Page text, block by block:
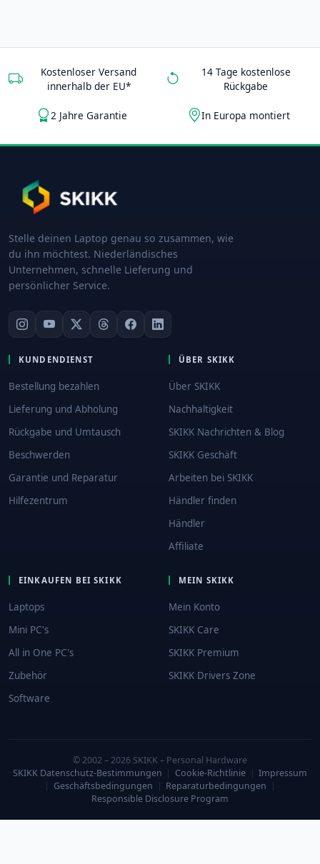
Kostenloser Versand
innerhalb der EU*
14 Tage kostenlose
Rückgabe
2 Jahre Garantie In Europa montiert
Stelle deinen Laptop genau so zusammen, wie
du ihn möchtest. Niederländisches
Unternehmen, schnelle Lieferung und
persönlicher Service.
KUNDENDIENST
Bestellung bezahlen
Lieferung und Abholung
Rückgabe und Umtausch
Beschwerden
Garantie und Reparatur
Hilfezentrum
ÜBER SKIKK
Über SKIKK
Nachhaltigkeit
SKIKK Nachrichten & Blog
SKIKK Geschäft
Arbeiten bei SKIKK
Händler finden
Händler
Affiliate
EINKAUFEN BEI SKIKK
Laptops
Mini PC's
All in One PC's
Zubehör
Software
MEIN SKIKK
Mein Konto
SKIKK Care
SKIKK Premium
SKIKK Drivers Zone
© 2002 – 2026 SKIKK – Personal Hardware
SKIKK Datenschutz-Bestimmungen | Cookie-Richtlinie | Impressum
| Geschäftsbedingungen | Reparaturbedingungen |
Responsible Disclosure Program